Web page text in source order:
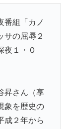
番組「カノ
サの屈辱２
夜１・０
昇さん（享
象を歴史の
成２年から